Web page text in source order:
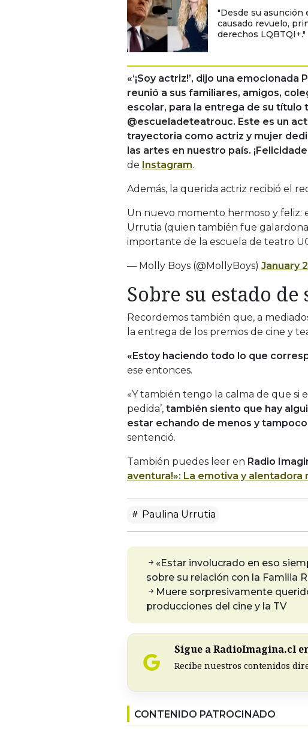
"Desde su asunción
causado revuelo,
derechos LQBTQI+."
«‘¡Soy actriz!’, dijo una
reunió a sus familiares, amigos,
escolar, para la entrega de su título
@escueladeteatrouc. Este es un
trayectoria como actriz y mujer
las artes en nuestro país.
de Instagram.
Además, la querida actriz recibió el
Un nuevo momento hermoso y
Urrutia (quien también fue
importante de la escuela de teatro
— Molly Boys (@MollyBoys) January
Sobre su estado de
Recordemos también que, a
la entrega de los premios de cine y
«Estoy haciendo todo lo que
ese entonces.
«Y también tengo la calma de que si
pedida’, también siento que hay
estar echando de menos y
sentenció.
También puedes leer en Radio
aventura!»: La emotiva y alentadora
Paulina Urrutia
«Estar involucrado en eso
sobre su relación con la Familia
Muere sorpresivamente
producciones del cine y la TV
Sigue a RadioImagina.cl
Recibe nuestros contenidos
CONTENIDO PATROCINADO